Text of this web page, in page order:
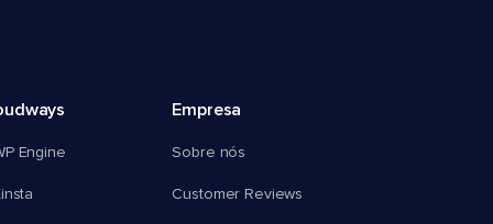
Engine
Empresa
Sobre nós
Customer Reviews